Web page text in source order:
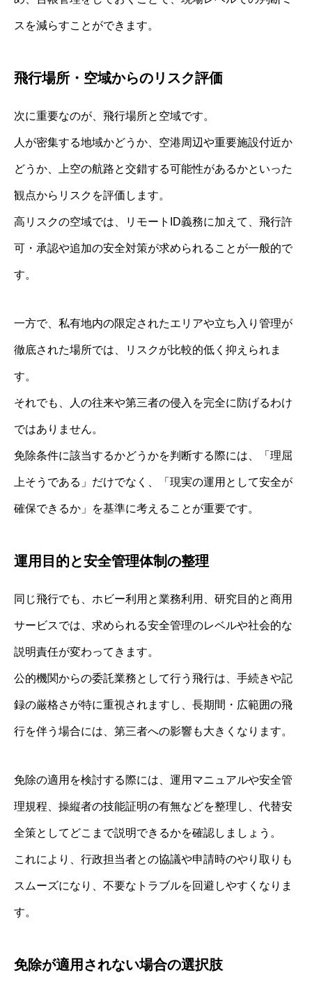
スを減らすことができます。
飛行場所・空域からのリスク評価
次に重要なのが、飛行場所と空域です。
人が密集する地域かどうか、空港周辺や重要施設付近か
どうか、上空の航路と交錯する可能性があるかといった
観点からリスクを評価します。
高リスクの空域では、リモートID義務に加えて、飛行許
可・承認や追加の安全対策が求められることが一般的で
す。
一方で、私有地内の限定されたエリアや立ち入り管理が
徹底された場所では、リスクが比較的低く抑えられま
す。
それでも、人の往来や第三者の侵入を完全に防げるわけ
ではありません。
免除条件に該当するかどうかを判断する際には、「理屈
上そうである」だけでなく、「現実の運用として安全が
確保できるか」を基準に考えることが重要です。
運用目的と安全管理体制の整理
同じ飛行でも、ホビー利用と業務利用、研究目的と商用
サービスでは、求められる安全管理のレベルや社会的な
説明責任が変わってきます。
公的機関からの委託業務として行う飛行は、手続きや記
録の厳格さが特に重視されますし、長期間・広範囲の飛
行を伴う場合には、第三者への影響も大きくなります。
免除の適用を検討する際には、運用マニュアルや安全管
理規程、操縦者の技能証明の有無などを整理し、代替安
全策としてどこまで説明できるかを確認しましょう。
これにより、行政担当者との協議や申請時のやり取りも
スムーズになり、不要なトラブルを回避しやすくなりま
す。
免除が適用されない場合の選択肢